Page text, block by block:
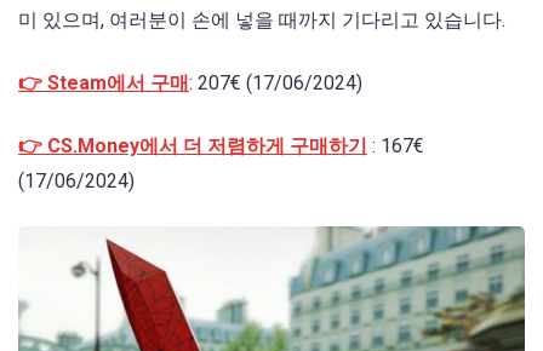
미 있으며, 여러분이 손에 넣을 때까지 기다리고 있습니다.
👉 Steam에서 구매: 207€ (17/06/2024)
👉 CS.Money에서 더 저렴하게 구매하기 : 167€
(17/06/2024)